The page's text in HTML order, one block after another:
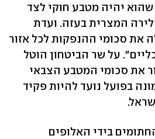
יהיה מטבע חוקי לצד
המצרית בעזה. ועדת
את סכומי ההנפקות לכל אזור
על שר הביטחון הוטל
את סכומי המטבע הצבאי
בפועל נועד להיות פקיד
בידי האלופים